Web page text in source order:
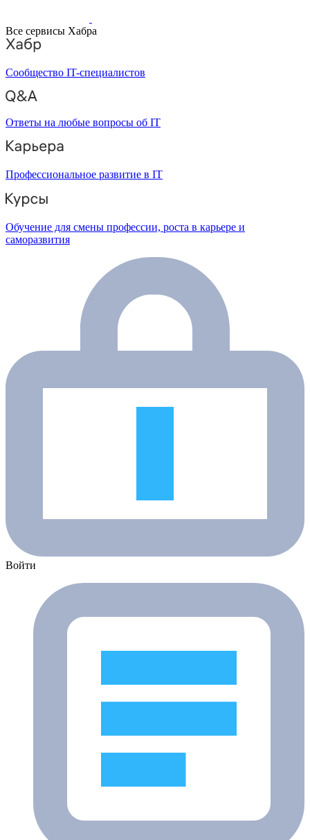
Все сервисы Хабра
Сообщество IT-специалистов
Ответы на любые вопросы об IT
Профессиональное развитие в IT
Обучение для смены профессии, роста в карьере и
саморазвития
Войти